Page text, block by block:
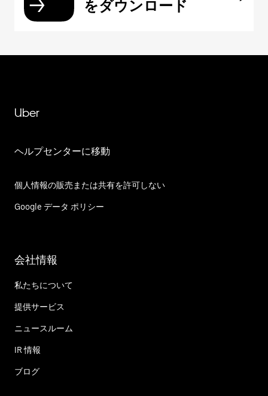
をダウンロード
Uber
ヘルプセンターに移動
個人情報の販売または共有を許可しない
Google データ ポリシー
会社情報
私たちについて
提供サービス
ニュースルーム
IR 情報
ブログ